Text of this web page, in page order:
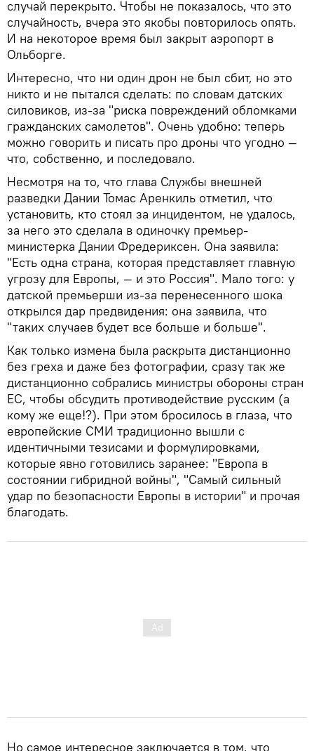
случай перекрыто. Чтобы не показалось, что это
случайность, вчера это якобы повторилось опять.
И на некоторое время был закрыт аэропорт в
Ольборге.
Интересно, что ни один дрон не был сбит, но это
никто и не пытался сделать: по словам датских
силовиков, из-за "риска повреждений обломками
гражданских самолетов". Очень удобно: теперь
можно говорить и писать про дроны что угодно —
что, собственно, и последовало.
Несмотря на то, что глава Службы внешней
разведки Дании Томас Аренкиль отметил, что
установить, кто стоял за инцидентом, не удалось,
за него это сделала в одиночку премьер-
министерка Дании Фредериксен. Она заявила:
"Есть одна страна, которая представляет главную
угрозу для Европы, — и это Россия". Мало того: у
датской премьерши из-за перенесенного шока
открылся дар предвидения: она заявила, что
"таких случаев будет все больше и больше".
Как только измена была раскрыта дистанционно
без греха и даже без фотографии, сразу так же
дистанционно собрались министры обороны стран
ЕС, чтобы обсудить противодействие русским (а
кому же еще!?). При этом бросилось в глаза, что
европейские СМИ традиционно вышли с
идентичными тезисами и формулировками,
которые явно готовились заранее: "Европа в
состоянии гибридной войны", "Самый сильный
удар по безопасности Европы в истории" и прочая
благодать.
Но самое интересное заключается в том, что